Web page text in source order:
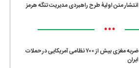
انتشار متن اولیۀ طرح راهبردی مدیریت تنگه هرمز
•••
ضربه مغزی بیش از ۷۰۰ نظامی آمریکایی در حملات
ایران